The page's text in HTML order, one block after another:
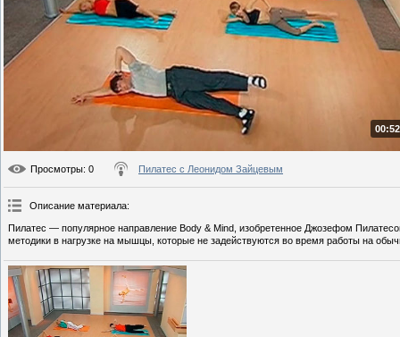
Просмотры: 0 Пилатес с Леонидом Зайцевым
Описание материала:
Пилатес — популярное направление Body & Mind, изобретенное Джозефом
методики в нагрузке на мышцы, которые не задействуются во время работы на